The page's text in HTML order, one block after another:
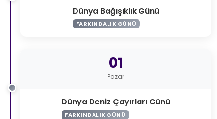
Dünya Bağışıklık Günü
FARKINDALIK GÜNÜ
01
Pazar
Dünya Deniz Çayırları Günü
FARKINDALIK GÜNÜ